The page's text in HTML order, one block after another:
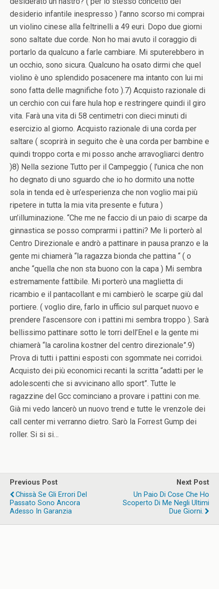
desiderio infantile inespresso ) l’anno scorso mi comprai
un violino cinese alla feltrinelli a 49 euri. Dopo due giorni
sono saltate due corde. Non ho mai avuto il coraggio di
portarlo da qualcuno a farle cambiare. Mi sputerebbero in
un occhio, sono sicura. Qualcuno ha osato dirmi che quel
violino è uno splendido posacenere ma intanto con lui mi
sono fatta delle magnifiche foto ).7) Acquisto razionale di
un cerchio con cui fare hula hop e restringere quindi il giro
vita. Farà una vita di 58 centimetri con dieci minuti di
esercizio al giorno. Acquisto razionale di una corda per
saltare ( scoprirà in seguito che è una corda per bambine e
quindi troppo corta e mi posso anche arravogliarci dentro
)8) Nella sezione Tutto per il Campeggio ( l’unica che non
ho degnato di uno sguardo che io ho dormito una notte
sola in tenda ed è un’esperienza che non voglio mai più
ripetere in tutta la mia vita presente e futura )
un’illuminazione. “Che me ne faccio di un paio di scarpe da
ginnastica se posso comprarmi i pattini? Me li porterò al
Centro Direzionale e andrò a pattinare in pausa pranzo e la
gente mi chiamerà “la ragazza bionda che pattina “ ( o
anche “quella che non sta buono con la capa ) Mi sembra
estremamente fattibile. Mi porterò una maglietta di
ricambio e il pantacollant e mi cambierò le scarpe giù dal
portiere. ( voglio dire, farlo in ufficio sul parquet nuovo e
prendere l’ascensore con i pattini mi sembra troppo ). Sarà
bellissimo pattinare sotto le torri dell’Enel e la gente mi
chiamerà “la carolina kostner del centro direzionale”.9)
Prova di tutti i pattini esposti con sgommate nei corridoi.
Acquisto dei più economici recanti la scritta “adatti per le
adolescenti che si avvicinano allo sport”. Tutte le
ragazzine del Gcc cominciano a provare i pattini con me.
Già mi vedo lancerò un nuovo trend e tutte le vrenzole dei
call center mi verranno dietro. Sarò la Forrest Gump dei
roller. Si si si…
Previous Post
Chissà Se Gli Errori Del
Passato Sono Ancora
Adesso In Garanzia
Next Post
Un Paio Di Cose Che Ho
Scoperto Di Me Negli Ultimi
Due Giorni.